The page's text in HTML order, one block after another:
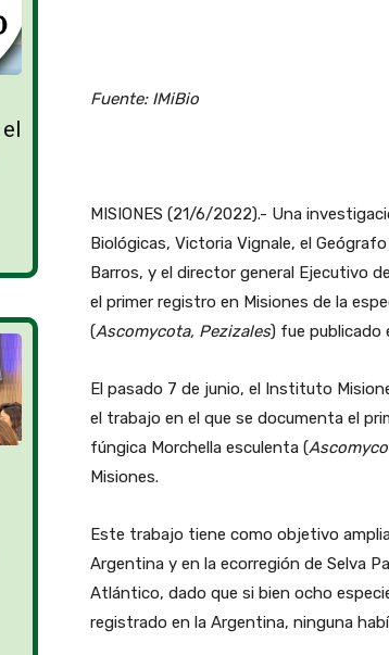
Fuente: IMiBio
MISIONES (21/6/2022).- Una
Biológicas, Victoria Vignale, el
Barros, y el director general Ejecutivo
el primer registro en Misiones de la
(Ascomycota, Pezizales) fue publicado
El pasado 7 de junio, el Instituto
el trabajo en el que se documenta el
fúngica Morchella esculenta (
Misiones.
Este trabajo tiene como objetivo
Argentina y en la ecorregión de Selva
Atlántico, dado que si bien ocho
registrado en la Argentina, ninguna